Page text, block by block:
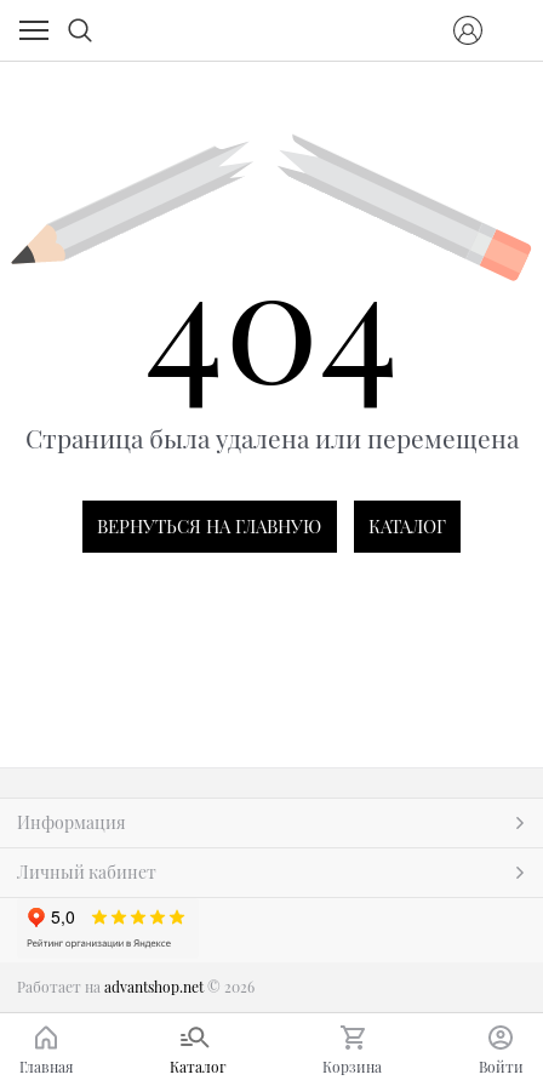
404
Страница была удалена или перемещена
ВЕРНУТЬСЯ НА ГЛАВНУЮ КАТАЛОГ
Информация
Личный кабинет
Работает на advantshop.net© 2026
Главная Каталог Корзина Войти